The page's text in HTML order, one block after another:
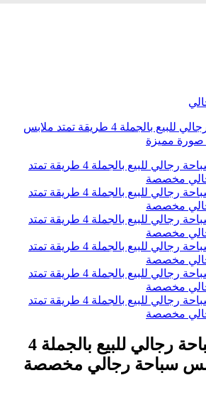
2020 شورت سباحة رجالي للبيع بالجملة 4
سباحة رجالي مخصصة